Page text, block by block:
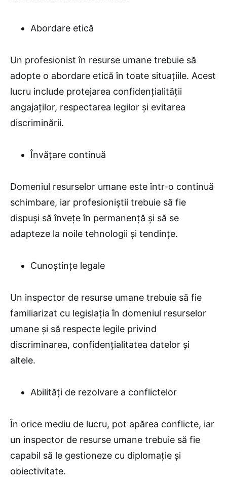
Abordare etică
Un profesionist în resurse umane trebuie să
adopte o abordare etică în toate situațiile. Acest
lucru include protejarea confidențialității
angajaților, respectarea legilor și evitarea
discriminării.
Învățare continuă
Domeniul resurselor umane este într-o continuă
schimbare, iar profesioniștii trebuie să fie
dispuși să învețe în permanență și să se
adapteze la noile tehnologii și tendințe.
Cunoștințe legale
Un inspector de resurse umane trebuie să fie
familiarizat cu legislația în domeniul resurselor
umane și să respecte legile privind
discriminarea, confidențialitatea datelor și
altele.
Abilități de rezolvare a conflictelor
În orice mediu de lucru, pot apărea conflicte, iar
un inspector de resurse umane trebuie să fie
capabil să le gestioneze cu diplomație și
obiectivitate.